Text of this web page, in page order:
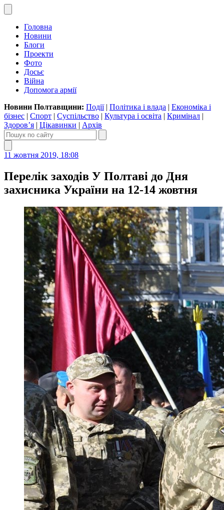
Головна
Новини
Блоги
Проекти
Фото
Досьє
Війна
Допомога армії
Новини Полтавщини: Події| Політика і влада | Економіка і
бізнес | Спорт | Суспільство | Культура і освіта | Кримінал |
Здоров’я | Цікавинки | Архів
11 жовтня 2019, 18:08
Перелік заходів У Полтаві до Дня
захисника України на 12-14 жовтня